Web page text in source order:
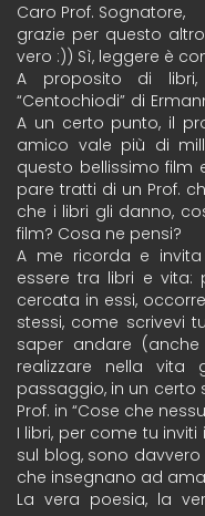
Caro Prof. Sognatore,
grazie per questo
vero :)) Sì, leggere è
A proposito di
“Centochiodi” di
A un certo punto, il
amico vale più di
questo bellissimo film
pare tratti di un Prof.
che i libri gli danno,
film? Cosa ne pensi?
A me ricorda e
essere tra libri e vita:
cercata in essi,
stessi, come scrivevi
saper andare
realizzare nella vita
passaggio, in un certo
Prof. in “Cose che
I libri, per come tu
sul blog, sono
che insegnano ad
La vera poesia, la